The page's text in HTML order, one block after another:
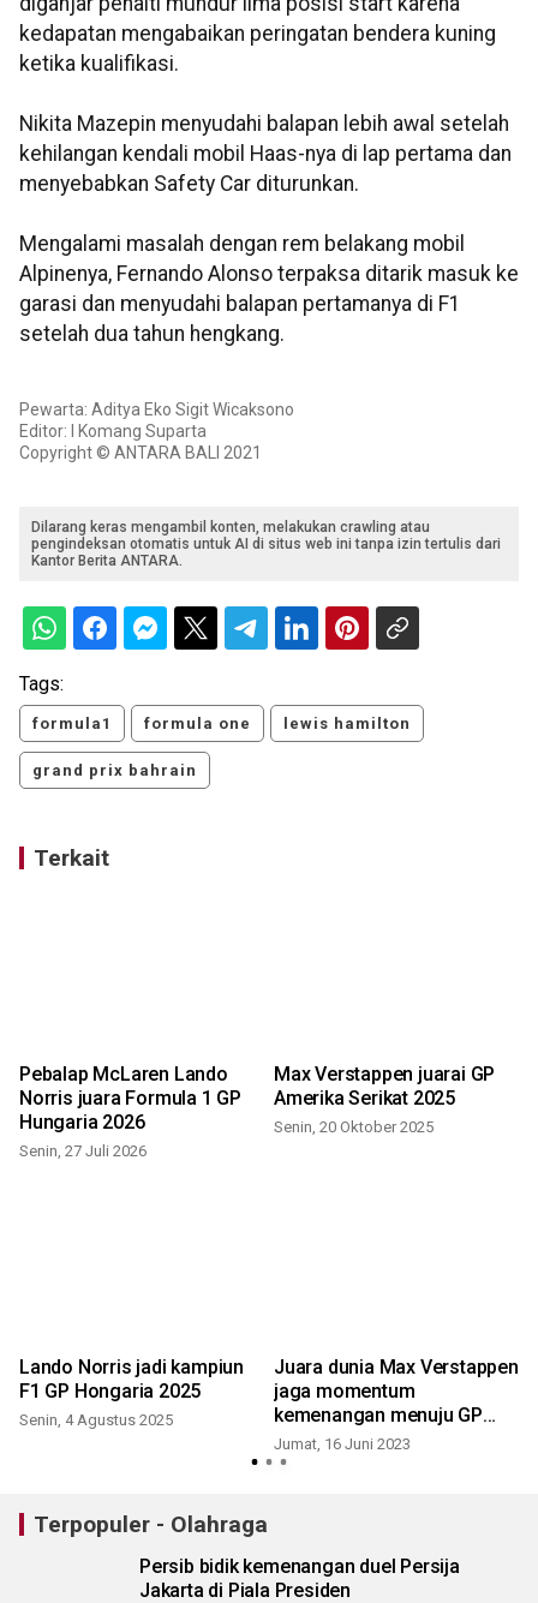
kedapatan mengabaikan peringatan bendera kuning
ketika kualifikasi.
Nikita Mazepin menyudahi balapan lebih awal setelah
kehilangan kendali mobil Haas-nya di lap pertama dan
menyebabkan Safety Car diturunkan.
Mengalami masalah dengan rem belakang mobil
Alpinenya, Fernando Alonso terpaksa ditarik masuk ke
garasi dan menyudahi balapan pertamanya di F1
setelah dua tahun hengkang.
Pewarta: Aditya Eko Sigit Wicaksono
Editor: I Komang Suparta
Copyright © ANTARA BALI 2021
Dilarang keras mengambil konten, melakukan crawling atau
pengindeksan otomatis untuk AI di situs web ini tanpa izin tertulis dari
Kantor Berita ANTARA.
Tags:
formula1 formula one lewis hamilton
grand prix bahrain
Terkait
Pebalap McLaren Lando
Norris juara Formula 1 GP
Hungaria 2026
Senin, 27 Juli 2026
Max Verstappen juarai GP
Amerika Serikat 2025
Senin, 20 Oktober 2025
Lando Norris jadi kampiun
F1 GP Hongaria 2025
Senin, 4 Agustus 2025
Juara dunia Max Verstappen
jaga momentum
kemenangan menuju GP
Kanada
Jumat, 16 Juni 2023
Terpopuler - Olahraga
Persib bidik kemenangan duel Persija
Jakarta di Piala Presiden